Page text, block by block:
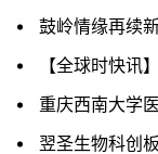
鼓岭情缘再续
【全球时快讯